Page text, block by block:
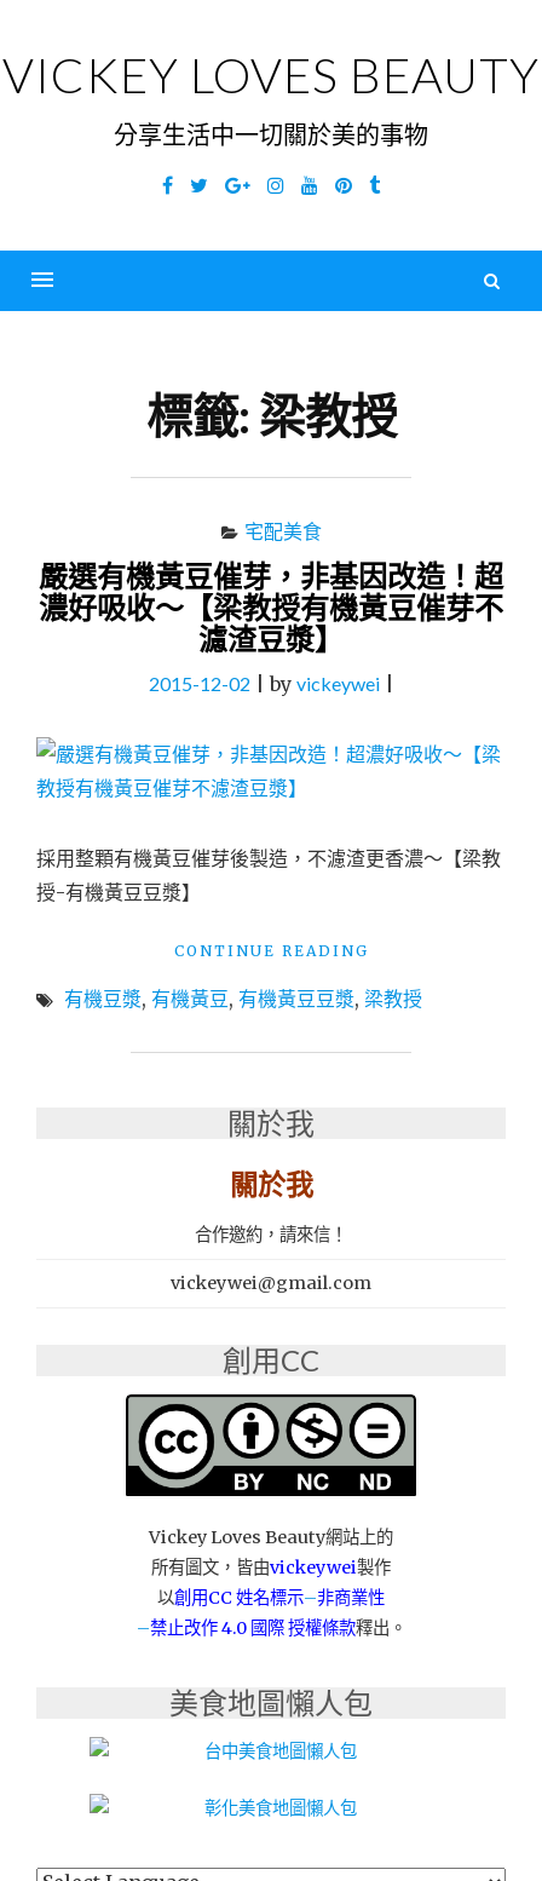
content
VICKEY LOVES BEAUTY
分享生活中一切關於美的事物
Facebook
TwitterGoogleInstagramYouTubePinterest
Tumblr
標籤: 梁教授
宅配美食
嚴選有機黃豆催芽，非基因改造！超
濃好吸收～【梁教授有機黃豆催芽不
濾渣豆漿】
2015-12-02|by vickeywei|
採用整顆有機黃豆催芽後製造，不濾渣更香濃～【梁教
授-有機黃豆豆漿】
CONTINUE READING
有
黃
超
～
【梁
教
授
機
黃
豆
催
芽
渣
有機豆漿, 有機黃豆, 有機黃豆豆漿, 梁教授
關於我
關於我
合作邀約，請來信！
vickeywei@gmail.com
創用CC
Vickey Loves Beauty網站上的
所有圖文，皆由vickeywei製作
以創用CC 姓名標示–非商業性
–禁止改作4.0 國際 授權條款釋出。
美食地圖懶人包